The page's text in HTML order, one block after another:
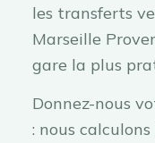
les transferts
Marseille
gare la plus
Donnez-nous
: nous